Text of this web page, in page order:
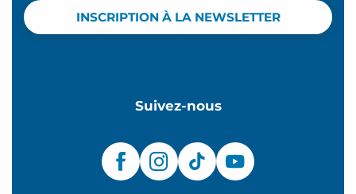
INSCRIPTION À LA NEWSLETTER
Suivez-nous